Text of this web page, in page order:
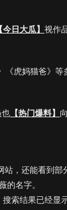
今日大瓜】 视作
虎妈猫爸》等
也 【热门爆料】
，还能看到
的名字。
索结果已经显